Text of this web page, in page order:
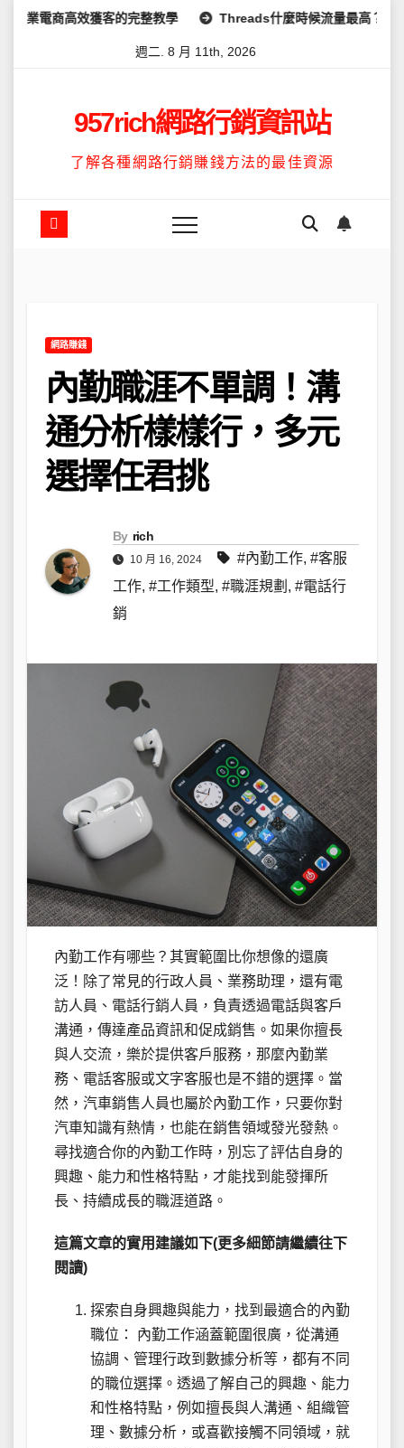
Skip
客的完整教學 Threads什麼時候流量最高？流量高峰時間及高效
週二. 8 月 11th, 2026
957rich網路行銷資訊站
了解各種網路行銷賺錢方法的最佳資源
網路賺錢
內勤職涯不單調！溝
通分析樣樣行，多元
選擇任君挑
By rich
10 月 16, 2024 #內勤工作, #客服
工作, #工作類型, #職涯規劃 , #電話行
銷
內勤工作有哪些？其實範圍比你想像的還廣
泛！除了常見的行政人員、業務助理，還有電
訪人員、電話行銷人員，負責透過電話與客戶
溝通，傳達產品資訊和促成銷售。如果你擅長
與人交流，樂於提供客戶服務，那麼內勤業
務、電話客服或文字客服也是不錯的選擇。當
然，汽車銷售人員也屬於內勤工作，只要你對
汽車知識有熱情，也能在銷售領域發光發熱。
尋找適合你的內勤工作時，別忘了評估自身的
興趣、能力和性格特點，才能找到能發揮所
長、持續成長的職涯道路。
這篇文章的實用建議如下(更多細節請繼續往下
閱讀)
探索自身興趣與能力，找到最適合的內勤
職位： 內勤工作涵蓋範圍很廣，從溝通
協調、管理行政到數據分析等，都有不同
的職位選擇。透過了解自己的興趣、能力
和性格特點，例如擅長與人溝通、組織管
理、數據分析，或喜歡接觸不同領域，就